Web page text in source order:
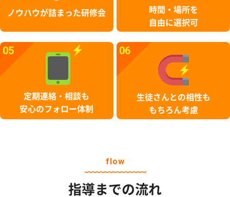
ノウハウが詰まった研修会
時間・場所を
自由に選択可
05
定期連絡・相談も
安心のフォロー体制
06
生徒さんとの相性も
もちろん考慮
flow
指導までの流れ